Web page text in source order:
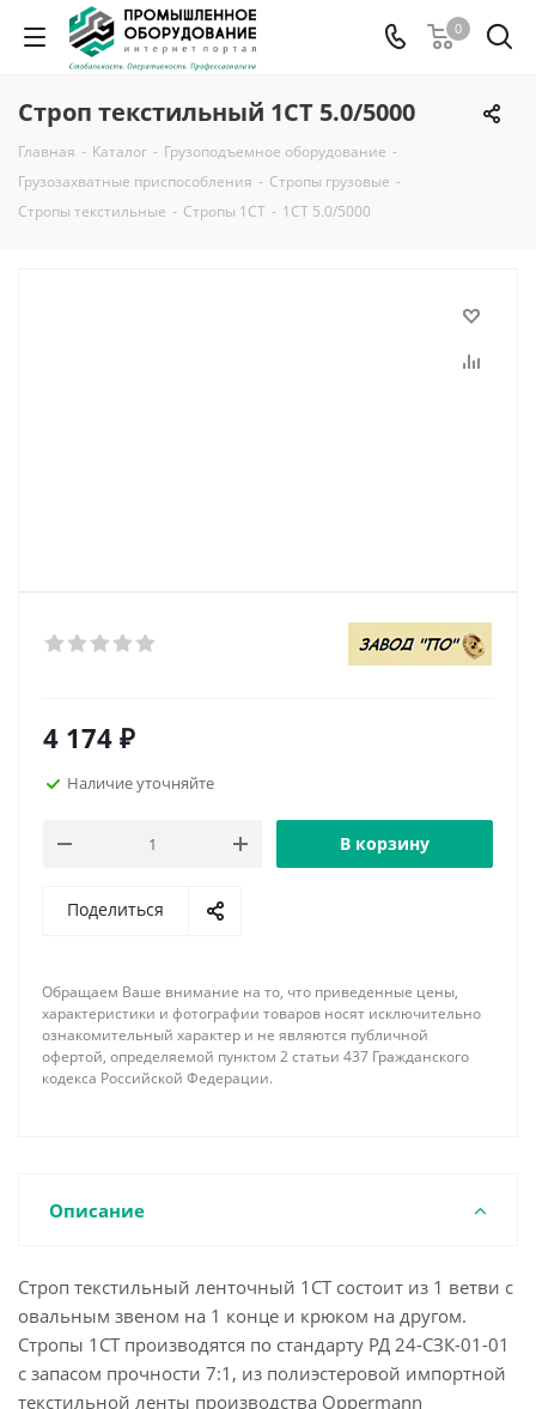
0
Строп текстильный 1СТ 5.0/5000
Главная - Каталог - Грузоподъемное оборудование -
Грузозахватные приспособления - Стропы грузовые -
Стропы текстильные - Стропы 1СТ - 1СТ 5.0/5000
4 174 ₽
Наличие уточняйте
В корзину
Поделиться
Обращаем Ваше внимание на то, что приведенные цены,
характеристики и фотографии товаров носят исключительно
ознакомительный характер и не являются публичной
офертой, определяемой пунктом 2 статьи 437 Гражданского
кодекса Российской Федерации.
Описание
Строп текстильный ленточный 1СТ состоит из 1 ветви с
овальным звеном на 1 конце и крюком на другом.
Стропы 1СТ производятся по стандарту РД 24-СЗК-01-01
с запасом прочности 7:1, из полиэстеровой импортной
текстильной ленты производства Oppermann